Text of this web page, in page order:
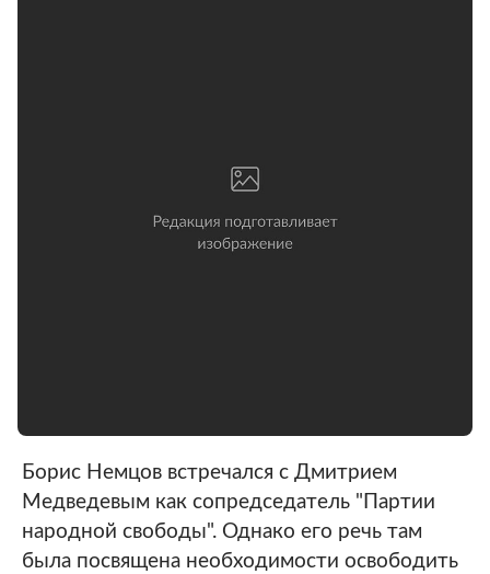
Борис Немцов встречался с Дмитрием
Медведевым как сопредседатель "Партии
народной свободы". Однако его речь там
была посвящена необходимости освободить